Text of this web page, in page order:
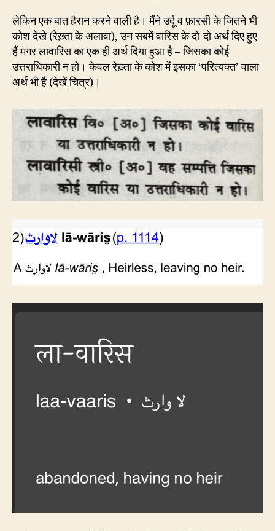
लेकिन एक बात हैरान करने वाली है। मैंने उर्दू व फ़ारसी के जितने भी
कोश देखे (रेख़्ता के अलावा), उन सबमें वारिस के दो-दो अर्थ दिए हुए
हैं मगर लावारिस का एक ही अर्थ दिया हुआ है – जिसका कोई
उत्तराधिकारी न हो। केवल रेख़्ता के कोश में इसका ‘परित्यक्त’ वाला
अर्थ भी है (देखें चित्र)।